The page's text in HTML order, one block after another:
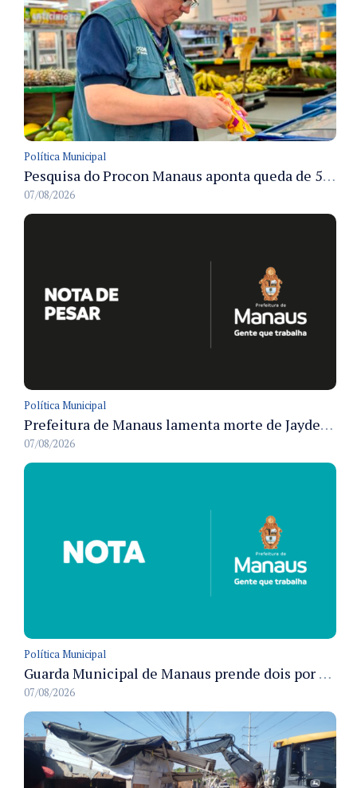
Política Municipal
Pesquisa do Procon Manaus aponta queda de 5,18% no valor médio da cesta básica em agosto
07/08/2026
Política Municipal
Prefeitura de Manaus lamenta morte de Jayder Rego do Nascimento e informa velório na cidade
07/08/2026
Política Municipal
Guarda Municipal de Manaus prende dois por tráfico e resgata ave silvestre em ações nas zonas Leste e Norte
07/08/2026